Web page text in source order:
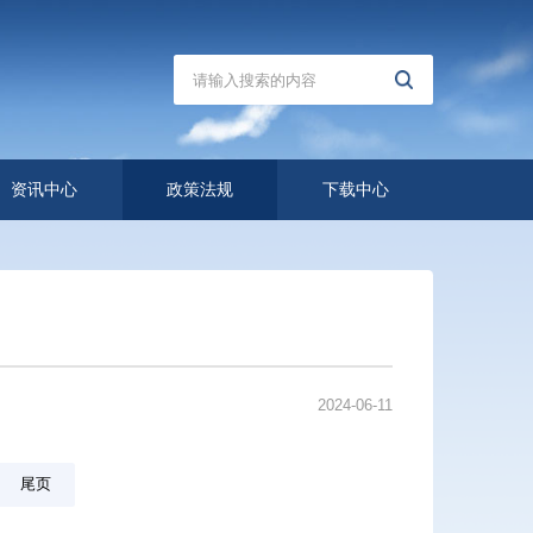
资讯中心 政策法规 下载中心
2024-06-11
尾页